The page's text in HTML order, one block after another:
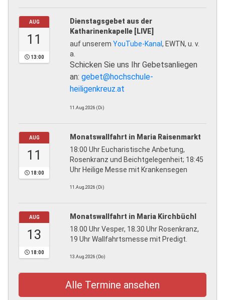
AUG
11
13:00
Dienstagsgebet aus der
Katharinenkapelle [LIVE]
auf unserem YouTube-Kanal, EWTN, u. v.
a.
Schicken Sie uns Ihr Gebetsanliegen
an: gebet@hochschule-
heiligenkreuz.at
11.Aug.2026 (Di)
AUG
11
18:00
Monatswallfahrt in Maria Raisenmarkt
18:00 Uhr Eucharistische Anbetung,
Rosenkranz und Beichtgelegenheit; 18:45
Uhr Heilige Messe mit Krankensegen
11.Aug.2026 (Di)
AUG
13
18:00
Monatswallfahrt in Maria Kirchbüchl
18.00 Uhr Vesper, 18.30 Uhr Rosenkranz,
19 Uhr Wallfahrtsmesse mit Predigt.
13.Aug.2026 (Do)
Alle Termine ansehen